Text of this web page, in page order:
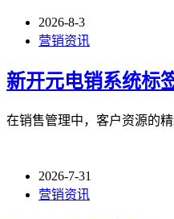
2026-8-3
营销资讯
新开元电销系统标
在销售管理中，客户资源的
2026-7-31
营销资讯